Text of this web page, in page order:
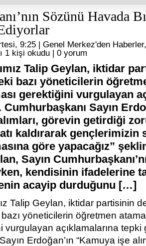
Sözünü Havada
9:25 | Genel Merkez'den Haberler
1 kişi okudu | 0 yorum
Talip Geylan, iktidar
bazı yöneticilerin
gerektiğini vurgulayan
Sayın
görevin getirdiği
kaldırarak gençlerimizin
göre yapacağız”
Sayın
kendisinin ifadelerine
acayip durduğunu […]
Talip Geylan, iktidar partisinin
yöneticilerin öğretmen
vurgulayan açıklamalarına tepki
Erdoğan’ın “Kamuya işe